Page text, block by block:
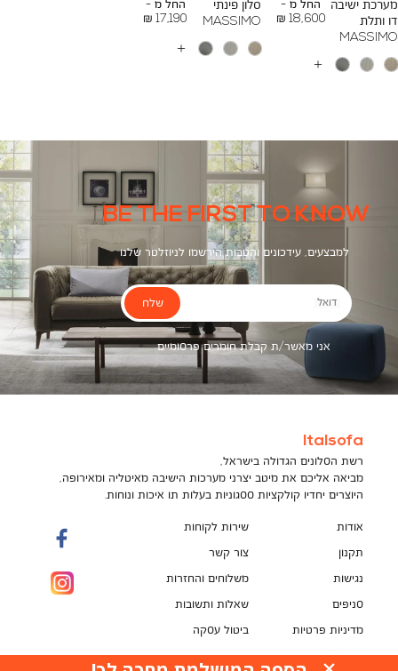
מערכת ישיבה
דו ותלת
MASSIMO
החל מ -
18,600 ₪
To
24,000 ₪
עוד
סלון פינתי
MASSIMO
החל מ -
17,190 ₪
To
26,000 ₪
עוד
BE THE FIRST TO KNOW
למבצעים, עידכונים והטבות הירשמו לניוזלטר שלנו
דואל
אני מאשר/ת קבלת חומרים פרסומיים
שלח
Italsofa
רשת הסלונים הגדולה בישראל,
מביאה אליכם את מיטב יצרני מערכות הישיבה מאיטליה ומאירופה,
היוצרים יחדיו קולקציות ססגוניות בעלות תו איכות ונוחות.
אודות
תקנון
נגישות
סניפים
מדיניות פרטיות
שירות לקוחות
צור קשר
משלוחים והחזרות
שאלות ותשובות
ביטול עסקה
תקנון מועדון לקוחות